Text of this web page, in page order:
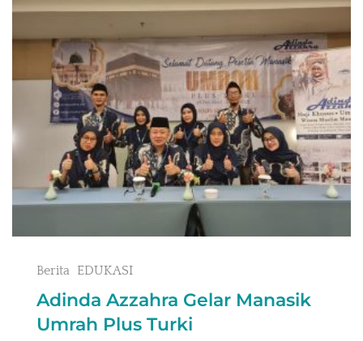
Berita EDUKASI
Adinda Azzahra Gelar Manasik
Umrah Plus Turki